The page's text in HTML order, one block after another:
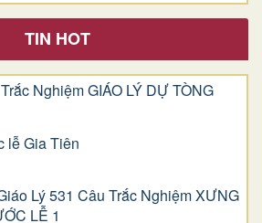
TIN HOT
Nghiệm GIÁO LÝ DỰ TÒNG
lễ Gia Tiên
Lý 531 Câu Trắc Nghiệm XƯNG
LỄ 1